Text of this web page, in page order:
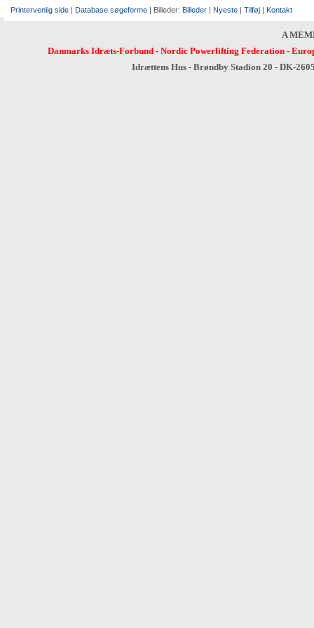
Printervenlig side | Database søgeforme | Billeder: Billeder | Nyeste | Tilføj | Kontakt
A
Danmarks Idræts-Forbund- Nordic Powerlifting Federation-
Idrættens Hus - Brøndby Stadion 20 - DK-